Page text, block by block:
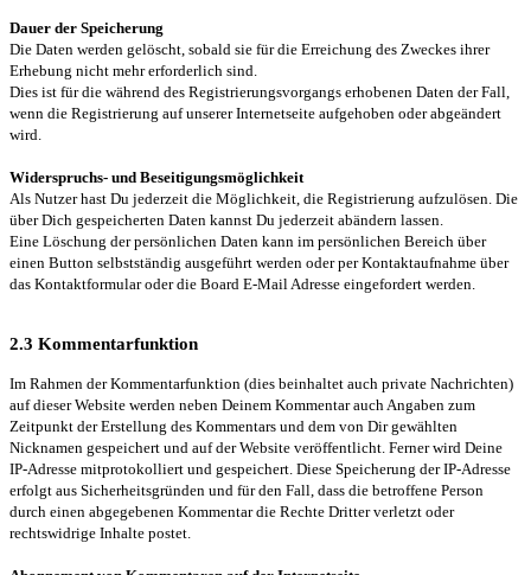
Dauer der Speicherung
Die Daten werden gelöscht, sobald sie für die Erreichung des Zweckes ihrer
Erhebung nicht mehr erforderlich sind.
Dies ist für die während des Registrierungsvorgangs erhobenen Daten der Fall,
wenn die Registrierung auf unserer Internetseite aufgehoben oder abgeändert
wird.
Widerspruchs- und Beseitigungsmöglichkeit
Als Nutzer hast Du jederzeit die Möglichkeit, die Registrierung aufzulösen. Die
über Dich gespeicherten Daten kannst Du jederzeit abändern lassen.
Eine Löschung der persönlichen Daten kann im persönlichen Bereich über
einen Button selbstständig ausgeführt werden oder per Kontaktaufnahme über
das Kontaktformular oder die Board E-Mail Adresse eingefordert werden.
2.3 Kommentarfunktion
Im Rahmen der Kommentarfunktion (dies beinhaltet auch private Nachrichten)
auf dieser Website werden neben Deinem Kommentar auch Angaben zum
Zeitpunkt der Erstellung des Kommentars und dem von Dir gewählten
Nicknamen gespeichert und auf der Website veröffentlicht. Ferner wird Deine
IP-Adresse mitprotokolliert und gespeichert. Diese Speicherung der IP-Adresse
erfolgt aus Sicherheitsgründen und für den Fall, dass die betroffene Person
durch einen abgegebenen Kommentar die Rechte Dritter verletzt oder
rechtswidrige Inhalte postet.